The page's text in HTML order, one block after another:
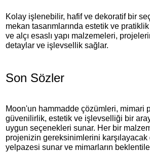
Kolay işlenebilir, hafif ve dekoratif bir
mekan tasarımlarında estetik ve
ve alçı esaslı yapı malzemeleri,
detaylar ve işlevsellik sağlar.
Son Sözler
Moon'un hammadde çözümleri, mimari
güvenilirlik, estetik ve işlevselliği bir
uygun seçenekleri sunar. Her bir
projenizin gereksinimlerini karşılayacak
yelpazesi sunar ve mimarların